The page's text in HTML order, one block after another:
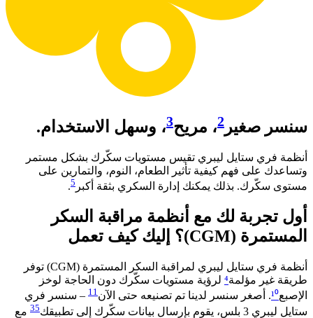
سنسر صغير 2، مريح3، وسهل الاستخدام.
أنظمة فري ستايل ليبري تقيس مستويات سكّرك بشكل مستمر
وتساعدك على فهم كيفية تأثير الطعام، النوم، والتمارين على
مستوى سكّرك. بذلك يمكنك إدارة السكري بثقة أكبر 5
. ​
أول تجربة لك مع أنظمة مراقبة السكر
المستمرة (CGM)؟ إليك كيف تعمل​
أنظمة فري ستايل ليبري لمراقبة السكر المستمرة (CGM) توفر
طريقة غير مؤلمة⁴ لرؤية مستويات سكّرك دون الحاجة لوخز
الإصبع¹⁰. أصغر سنسر لدينا تم تصنيعه حتى الآن11 – سنسر فري
ستايل ليبري 3 بلس، يقوم بإرسال بيانات سكّرك إلى تطبيقك
35 مع